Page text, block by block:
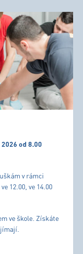
od 8.00
v rámci
12.00, ve 14.00
ve škole. Získáte